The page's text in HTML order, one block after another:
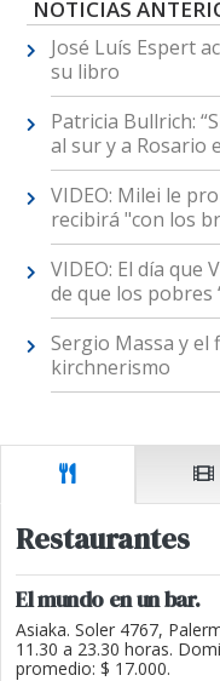
NOTICIAS
José Luís Espert
su libro
Patricia Bullrich:
al sur y a Rosario
VIDEO: Milei le
recibirá "con los
VIDEO: El día que
de que los pobres
Sergio Massa y el
kirchnerismo
Restaurantes
El mundo en un bar.
Asiaka. Soler 4767,
11.30 a 23.30 horas.
promedio: $ 17.000.